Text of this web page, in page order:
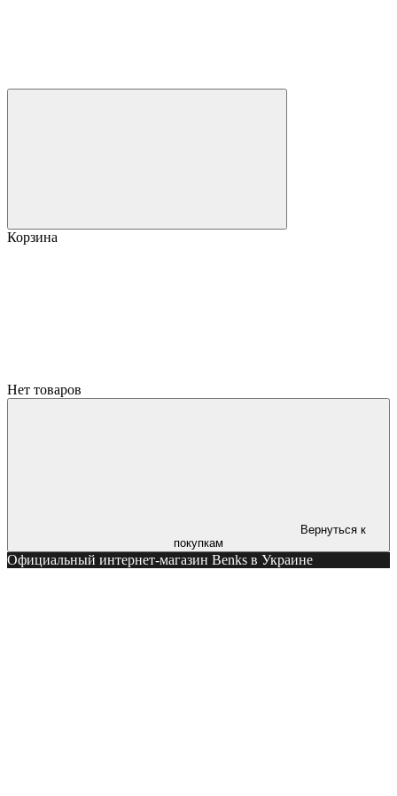
Корзина
Нет товаров
Вернуться к
покупкам
Официальный интернет-магазин Benks в Украине